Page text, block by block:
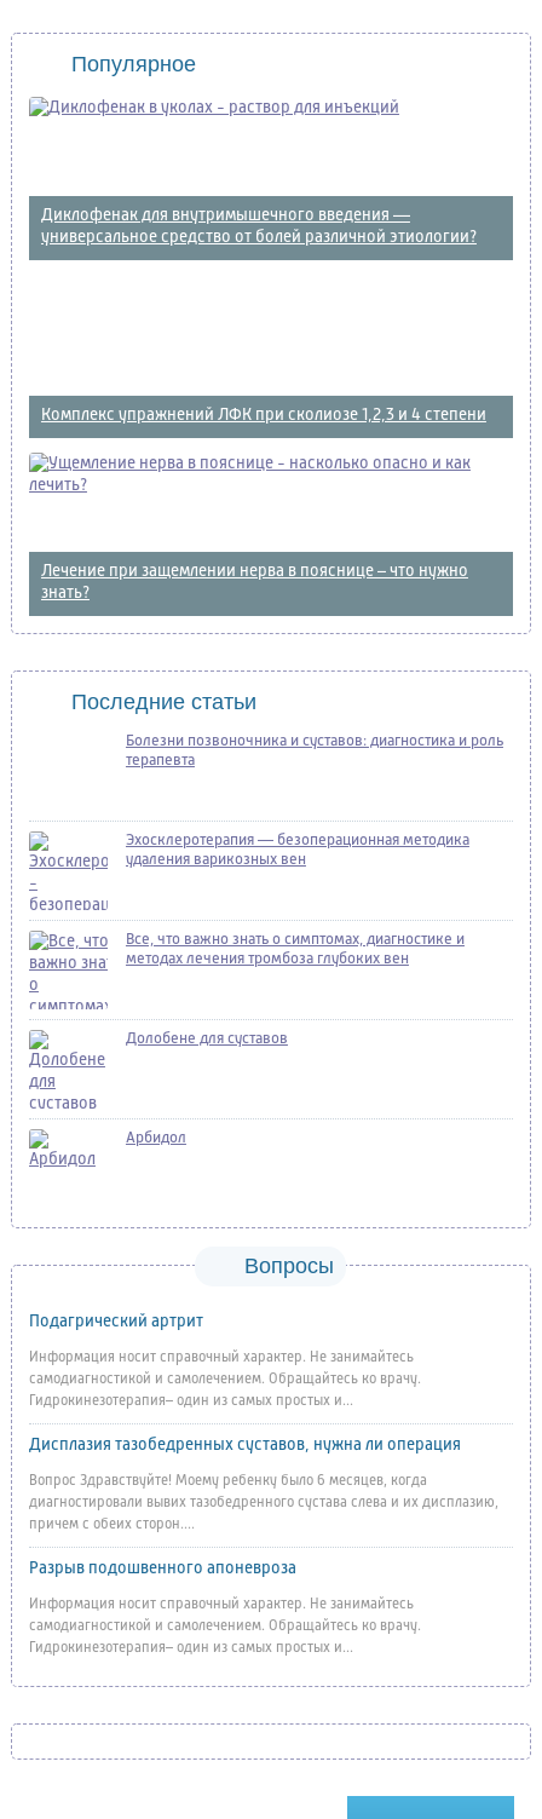
Популярное
Диклофенак для внутримышечного введения —
универсальное средство от болей различной этиологии?
Комплекс упражнений ЛФК при сколиозе 1,2,3 и 4 степени
Лечение при защемлении нерва в пояснице – что нужно
знать?
Последние статьи
Болезни позвоночника и суставов: диагностика и роль
терапевта
Эхосклеротерапия — безоперационная методика
удаления варикозных вен
Все, что важно знать о симптомах, диагностике и
методах лечения тромбоза глубоких вен
Долобене для суставов
Арбидол
Вопросы
Подагрический артрит
Информация носит справочный характер. Не занимайтесь
самодиагностикой и самолечением. Обращайтесь ко врачу.
Гидрокинезотерапия– один из самых простых и...
Дисплазия тазобедренных суставов, нужна ли операция
Вопрос Здравствуйте! Моему ребенку было 6 месяцев, когда
диагностировали вывих тазобедренного сустава слева и их дисплазию,
причем с обеих сторон....
Разрыв подошвенного апоневроза
Информация носит справочный характер. Не занимайтесь
самодиагностикой и самолечением. Обращайтесь ко врачу.
Гидрокинезотерапия– один из самых простых и...